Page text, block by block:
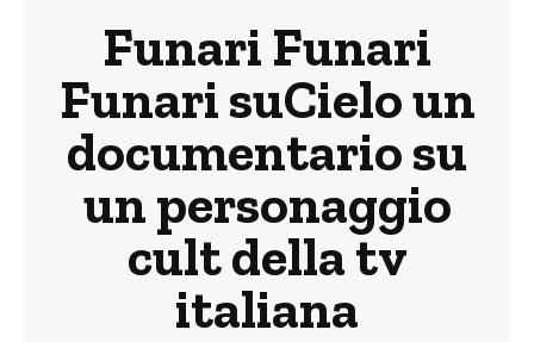
Funari Funari
Funari suCielo un
documentario su
un personaggio
cult della tv
italiana